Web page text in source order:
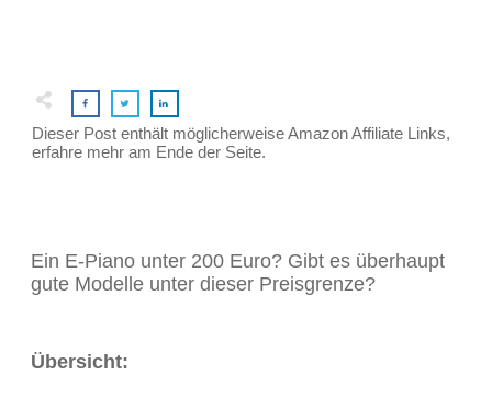
Dieser Post enthält möglicherweise Amazon Affiliate Links,
erfahre mehr am Ende der Seite.
Ein E-Piano unter 200 Euro? Gibt es überhaupt
gute Modelle unter dieser Preisgrenze?
Übersicht: